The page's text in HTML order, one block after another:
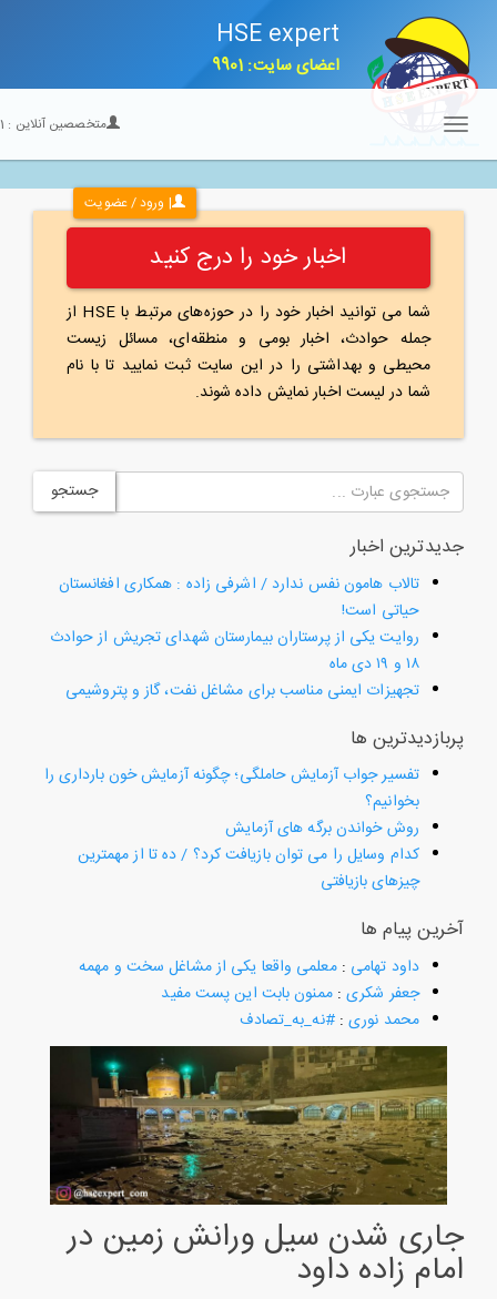
HSE expert
اعضای سایت: 9901
| ورود / عضویت
متخصصین آنلاین :21
Toggle
navigation
اخبار خود را درج کنید
شما می توانید اخبار خود را در حوزه‌های مرتبط با HSE از
جمله حوادث، اخبار بومی و منطقه‌ای، مسائل زیست
محیطی و بهداشتی را در این سایت ثبت نمایید تا با نام
شما در لیست اخبار نمایش داده شوند.
جستجو
جدیدترین اخبار
تالاب هامون نفس ندارد / اشرفی زاده : همکاری افغانستان
حیاتی است!
روایت یکی از پرستاران بیمارستان شهدای تجریش از حوادث
تجهیزات ایمنی مناسب برای مشاغل نفت، گاز و پتروشیمی
پربازدیدترین ها
تفسیر جواب آزمایش حاملگی؛ چگونه آزمایش خون بارداری را
بخوانیم؟
روش خواندن برگه های آزمایش
کدام وسایل را می توان بازیافت کرد؟ / ده تا از مهمترین
چیزهای بازیافتی
آخرین پیام ها
داود تهامی:معلمی واقعا یکی از مشاغل سخت و مهمه
جعفر شکری:ممنون بابت این پست مفید
محمد نوری:#نه_به_تصادف
جاری شدن سیل ورانش زمین در
امام زاده داود